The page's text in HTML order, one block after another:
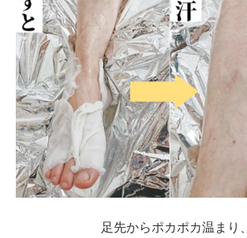
足先からポカポカ温まり、